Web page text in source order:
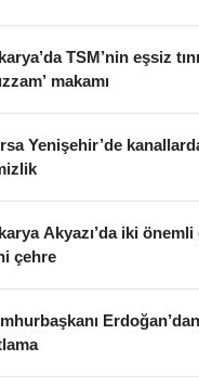
TSM’nin eşsiz
makamı
Yenişehir’de
Akyazı’da iki
çehre